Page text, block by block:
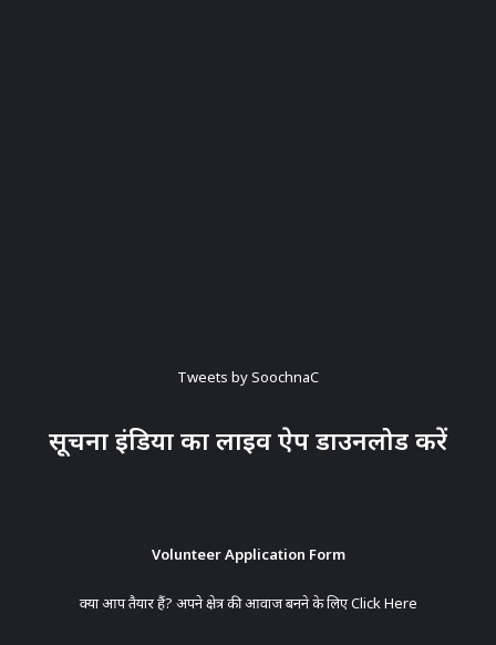
Tweets by SoochnaC
सूचना इंडिया का लाइव ऐप डाउनलोड करें
Volunteer Application Form
क्या आप तैयार हैं? अपने क्षेत्र की आवाज बनने के लिएClick Here